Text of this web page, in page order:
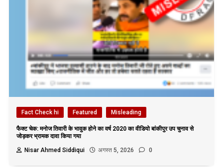
Fact Check hi Featured Misleading
फैक्ट चेक: मनोज तिवारी के भावुक होने का वर्ष 2020 का वीडियो बांकीपुर उप चुनाव से
जोड़कर भ्रामक दावा किया गया
Nisar Ahmed Siddiqui
अगस्त 5, 2026 0